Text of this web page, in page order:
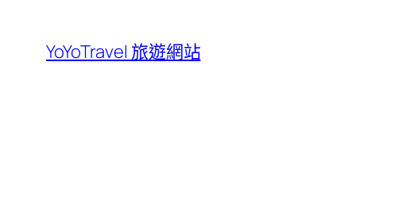
YoYoTravel 旅遊網站